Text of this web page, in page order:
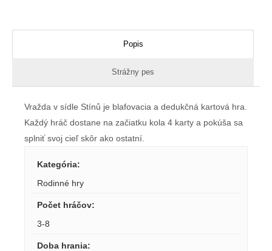
Popis
Strážny pes
Vražda v sídle Stínů je blafovacia a dedukčná kartová hra.
Každý hráč dostane na začiatku kola 4 karty a pokúša sa
splniť svoj cieľ skôr ako ostatní.
Kategória:
Rodinné hry
Počet hráčov:
3-8
Doba hrania: